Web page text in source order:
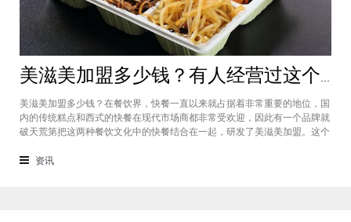
美滋美加盟多少钱？有人经营过这个快餐品牌吗
美滋美加盟多少钱？在餐饮界，快餐一直以来就占据着非常重要的地位，国
内的传统糕点和西式的快餐在现代市场商都非常受欢迎，因此有一个品牌就
破天荒第把这两种餐饮文化中的快餐结合在一起，研发了美滋美加盟。这个
吗，加盟费是多少？美滋美加盟多少钱？这个品牌是进来十分火爆的一个餐
资讯